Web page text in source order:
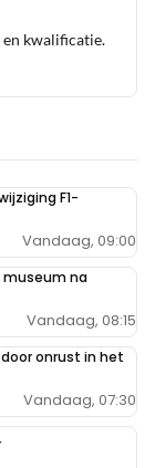
dingen laat zien,
als
maar aan te
en kwalificatie.
F1-
Vandaag, 09:00
na
Vandaag, 08:15
onrust in het
Vandaag, 07:30